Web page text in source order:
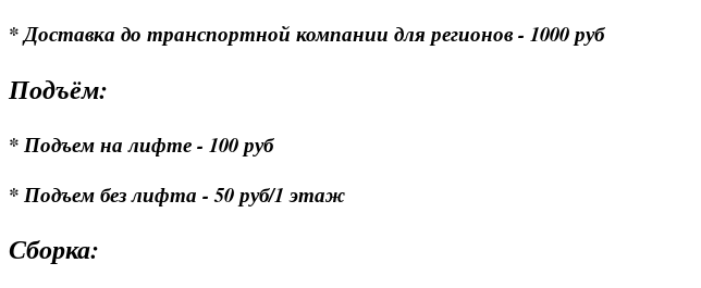
* Доставка до транспортной компании для регионов - 1000 руб
Подъём:
* Подъем на лифте - 100 руб
* Подъем без лифта - 50 руб/1 этаж
Сборка: